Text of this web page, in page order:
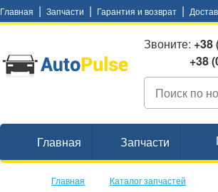
Главная | Запчасти | Гарантия и возврат |
Звоните: +38
+38
Главная Запчасти
Главная Каталог запчастей